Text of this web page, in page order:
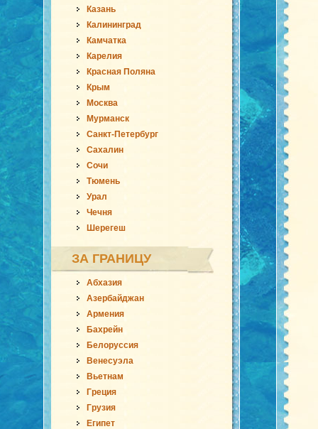
Казань
Калининград
Камчатка
Карелия
Красная Поляна
Крым
Москва
Мурманск
Санкт-Петербург
Сахалин
Сочи
Тюмень
Урал
Чечня
Шерегеш
ЗА ГРАНИЦУ
Абхазия
Азербайджан
Армения
Бахрейн
Белоруссия
Венесуэла
Вьетнам
Греция
Грузия
Египет